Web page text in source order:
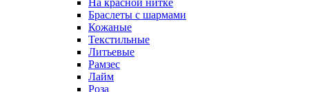
На красной нитке
Браслеты с шармами
Кожаные
Текстильные
Литьевые
Рамзес
Лайм
Роза